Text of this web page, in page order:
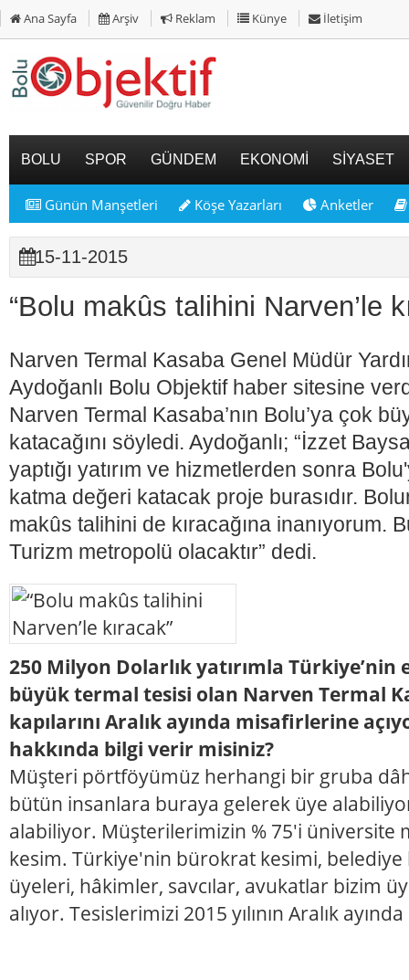
Ana Sayfa Arşiv Reklam Künye İletişim
BOLU SPOR GÜNDEM EKONOMİ SİYASET
Günün Manşetleri Köşe Yazarları Anketler
15-11-2015
“Bolu makûs talihini Narven’le
Narven Termal Kasaba Genel Müdür
Aydoğanlı Bolu Objektif haber sitesine
Narven Termal Kasaba’nın Bolu’ya çok
katacağını söyledi. Aydoğanlı; “İzzet
yaptığı yatırım ve hizmetlerden sonra
katma değeri katacak proje burasıdır.
makûs talihini de kıracağına inanıyorum.
Turizm metropolü olacaktır” dedi.
250 Milyon Dolarlık yatırımla Türkiye’nin
büyük termal tesisi olan Narven Termal
kapılarını Aralık ayında misafirlerine
hakkında bilgi verir misiniz?
Müşteri pörtföyümüz herhangi bir gruba
bütün insanlara buraya gelerek üye
alabiliyor. Müşterilerimizin % 75'i üniversite
kesim. Türkiye'nin bürokrat kesimi, belediye
üyeleri, hâkimler, savcılar, avukatlar bizim
alıyor. Tesislerimizi 2015 yılının Aralık ayında